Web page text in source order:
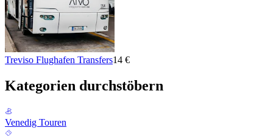
Treviso Flughafen Transfers14 €
Kategorien durchstöbern
Venedig Touren